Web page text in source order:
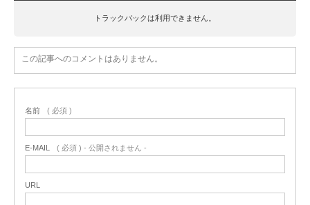
トラックバックは利用できません。
この記事へのコメントはありません。
名前 ( 必須 )
E-MAIL ( 必須 ) - 公開されません -
URL